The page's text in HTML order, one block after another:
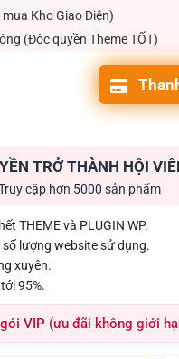
Kho Giao Diện)
(Độc quyền Theme TỐT)
TRỞ THÀNH HỘI
cập hơn 5000 sản phẩm
THEME và PLUGIN WP.
lượng website sử dụng.
xuyên.
95%.
VIP (ưu đãi không giới